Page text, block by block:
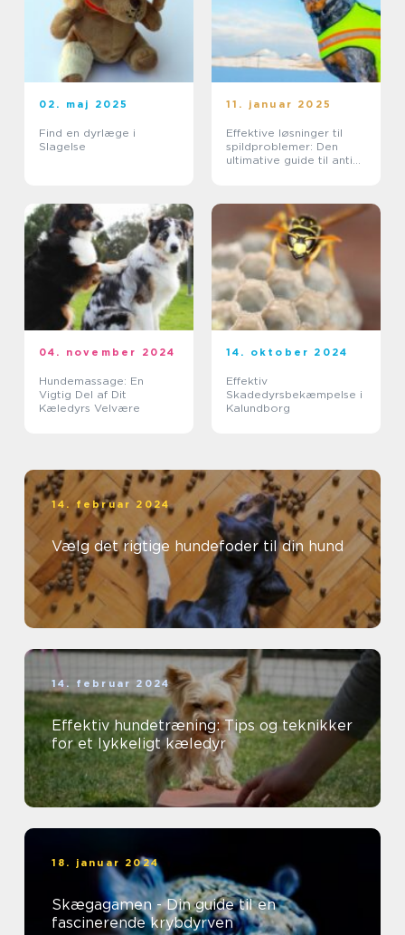
02. maj 2025
Find en dyrlæge i
Slagelse
11. januar 2025
Effektive løsninger til
spildproblemer: Den
ultimative guide til anti
04. november 2024
Hundemassage: En
Vigtig Del af Dit
Kæledyrs Velvære
14. oktober 2024
Effektiv
Skadedyrsbekæmpelse i
Kalundborg
14. februar 2024
Vælg det rigtige hundefoder til din hund
14. februar 2024
Effektiv hundetræning: Tips og teknikker
for et lykkeligt kæledyr
18. januar 2024
Skægagamen - Din guide til en
fascinerende krybdyrven